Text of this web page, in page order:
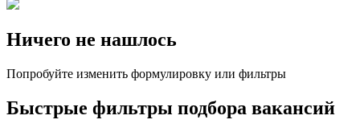
Ничего не нашлось
Попробуйте изменить формулировку или фильтры
Быстрые фильтры подбора вакансий